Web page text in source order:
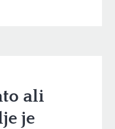
ali
je